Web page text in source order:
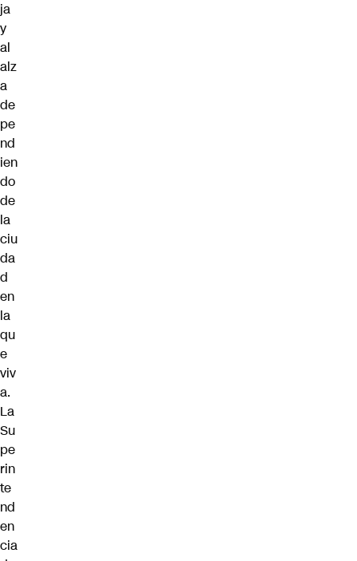
ja
y
al
alz
a
de
pe
nd
ien
do
de
la
ciu
da
d
en
la
qu
e
viv
a.
La
Su
pe
rin
te
nd
en
cia